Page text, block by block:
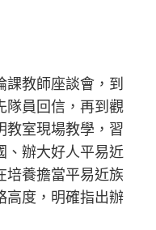
教師座談會，到
隊員回信，再到觀
教室現場教學，習
、辦大好人平易近
培養擔當平易近族
高度，明確指出辦